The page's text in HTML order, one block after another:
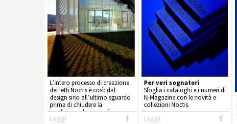
L’intero processo di creazione
dei letti Noctis è così: dal
design sino all’ultimo sguardo
prima di chiudere la
spedizione che arriverà a casa
vostra.
Leggi
Per veri sognatori
Sfoglia i cataloghi e i numeri di
N-Magazine con le novità e
collezioni Noctis.
Leggi